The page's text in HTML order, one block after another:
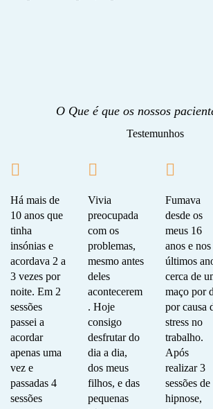
O Que é que os nossos
Testemunhos
Há mais de
10 anos que
tinha
insónias e
acordava 2 a
3 vezes por
noite. Em 2
sessões
passei a
acordar
apenas uma
vez e
passadas 4
sessões
Vivia
preocupada
com os
problemas,
mesmo antes
deles
acontecerem
. Hoje
consigo
desfrutar do
dia a dia,
dos meus
filhos, e das
pequenas
Fumava
desde os
meus 16
anos e nos
últimos
cerca de
maço por
por causa
stress no
trabalho.
Após
realizar 3
sessões de
hipnose,